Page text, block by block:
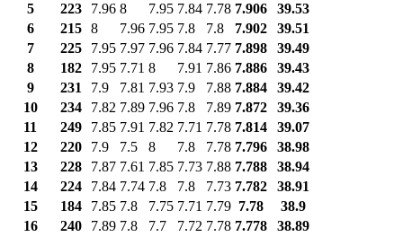
5
223 7.96 8 7.95 7.84 7.78 7.906
39.53
6
215 8 7.96 7.95 7.8 7.8 7.902
39.51
7
225 7.95 7.97 7.96 7.84 7.77 7.898
39.49
8
182 7.95 7.71 8 7.91 7.86 7.886
39.43
9
231 7.9 7.81 7.93 7.9 7.88 7.884
39.42
10
234 7.82 7.89 7.96 7.8 7.89 7.872
39.36
11
249 7.85 7.91 7.82 7.71 7.78 7.814
39.07
12
220 7.9 7.5 8 7.8 7.78 7.796
38.98
13
228 7.87 7.61 7.85 7.73 7.88 7.788
38.94
14
224 7.84 7.74 7.8 7.8 7.73 7.782
38.91
15
184 7.85 7.8 7.75 7.71 7.79 7.78
38.9
16
240 7.89 7.8 7.7 7.72 7.78 7.778
38.89